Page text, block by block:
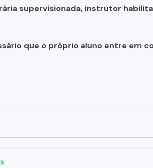
supervisionada, instrutor
que o próprio aluno entre em